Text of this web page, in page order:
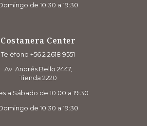
de 10:30 a 19:30
Costanera Center
Teléfono +56 2 2618 9551
Av. Andrés Bello 2447,
Tienda 2220
a Sábado de 10:00 a 19:30
de 10:30 a 19:30